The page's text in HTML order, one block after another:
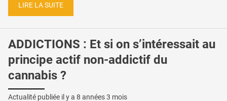
LIRE LA SUITE
ADDICTIONS : Et si on s’intéressait au
principe actif non-addictif du
cannabis ?
Actualité publiée il y a 8 années 3 mois